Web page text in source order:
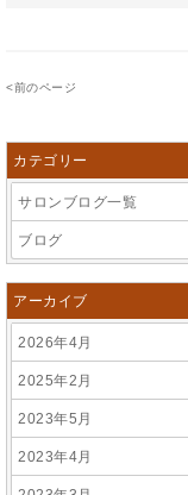
<前のページ
カテゴリー
サロンブログ一覧
ブログ
アーカイブ
2026年4月
2025年2月
2023年5月
2023年4月